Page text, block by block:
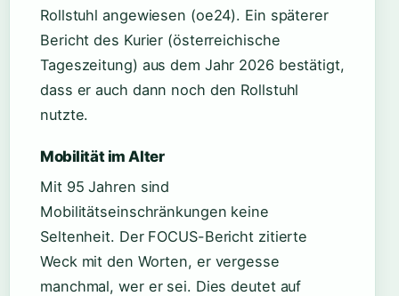
Rollstuhl angewiesen (oe24). Ein späterer
Bericht des Kurier (österreichische
Tageszeitung) aus dem Jahr 2026 bestätigt,
dass er auch dann noch den Rollstuhl
nutzte.
Mobilität im Alter
Mit 95 Jahren sind
Mobilitätseinschränkungen keine
Seltenheit. Der FOCUS-Bericht zitierte
Weck mit den Worten, er vergesse
manchmal, wer er sei. Dies deutet auf